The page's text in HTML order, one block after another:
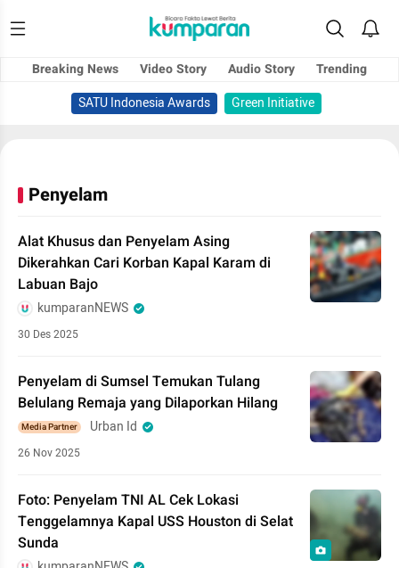
Breaking News Video Story Audio Story
Trending
SATU Indonesia Awards
Green Initiative
Penyelam
Alat Khusus dan Penyelam Asing
Dikerahkan Cari Korban Kapal Karam di
Labuan Bajo
kumparanNEWS
30 Des 2025
Penyelam di Sumsel Temukan Tulang
Belulang Remaja yang Dilaporkan Hilang
Media Partner Urban Id
26 Nov 2025
Foto: Penyelam TNI AL Cek Lokasi
Tenggelamnya Kapal USS Houston di Selat
Sunda